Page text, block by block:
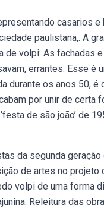
casarios
paulistana,. A
volpi: As fachadas
errantes. Esse
durante os anos 50,
por unir de
de são joão’ de
da segunda
de artes no
volpi de uma
Releitura das